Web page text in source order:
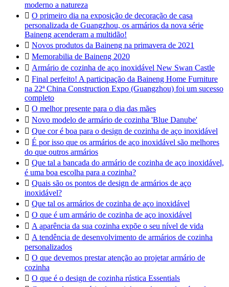
moderno a natureza
 O primeiro dia na exposição de decoração de casa
personalizada de Guangzhou, os armários da nova série
Baineng acenderam a multidão!
 Novos produtos da Baineng na primavera de 2021
 Memorabilia de Baineng 2020
 Armário de cozinha de aço inoxidável New Swan Castle
 Final perfeito! A participação da Baineng Home Furniture
na 22ª China Construction Expo (Guangzhou) foi um sucesso
completo
 O melhor presente para o dia das mães
 Novo modelo de armário de cozinha 'Blue Danube'
 Que cor é boa para o design de cozinha de aço inoxidável
 É por isso que os armários de aço inoxidável são melhores
do que outros armários
 Que tal a bancada do armário de cozinha de aço inoxidável,
é uma boa escolha para a cozinha?
 Quais são os pontos de design de armários de aço
inoxidável?
 Que tal os armários de cozinha de aço inoxidável
 O que é um armário de cozinha de aço inoxidável
 A aparência da sua cozinha expõe o seu nível de vida
 A tendência de desenvolvimento de armários de cozinha
personalizados
 O que devemos prestar atenção ao projetar armário de
cozinha
 O que é o design de cozinha rústica Essentials